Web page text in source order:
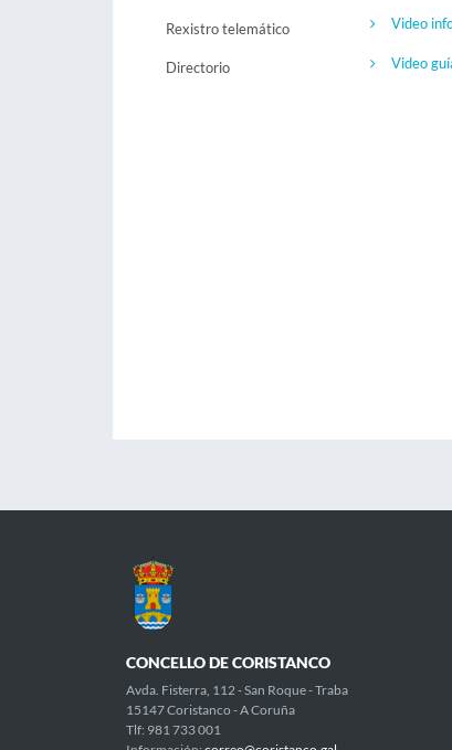
Rexistro telemático
Directorio
Video
Video
CONCELLO DE CORISTANCO
Avda. Fisterra, 112 - San Roque - Traba
15147 Coristanco - A Coruña
Tlf: 981 733 001